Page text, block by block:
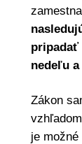
pripadať
nedeľu
Zákon
je